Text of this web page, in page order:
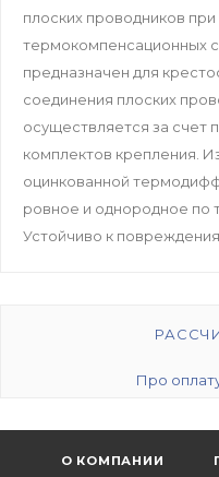
плоских проводников
термокомпенсационных
предназначен для
соединения плоских
осуществляется за счет
комплектов крепления.
оцинкованной
ровное и однородное по
Устойчиво к
Про
О КОМПАНИИ